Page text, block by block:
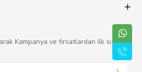
Kampanya ve fırsatlardan ilk sizin